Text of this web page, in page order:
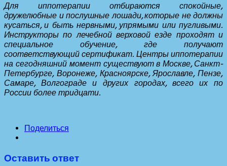
Для иппотерапии отбираются спокойные,
дружелюбные и послушные лошади, которые не должны
кусаться, и быть нервными, упрямыми или пугливыми.
Инструкторы по лечебной верховой езде проходят и
специальное обучение, где получают
соответствующий сертификат. Центры иппотерапии
на сегодняшний момент существуют в Москве, Санкт-
Петербурге, Воронеже, Красноярске, Ярославле, Пензе,
Самаре, Волгограде и других городах, всего их по
России более тридцати.
Поделиться
Оставить ответ